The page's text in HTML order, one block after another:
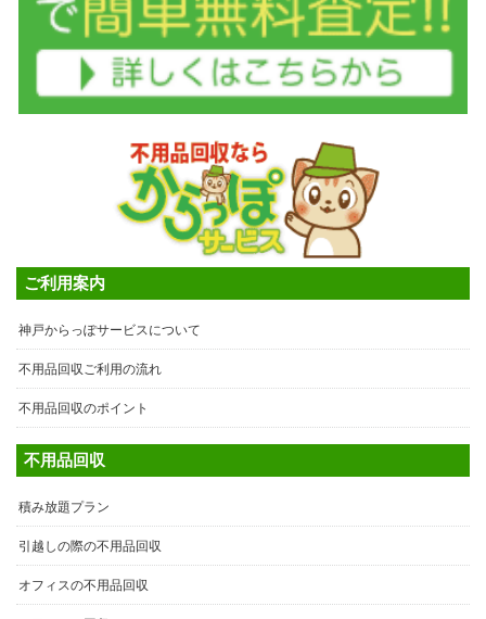
ご利用案内
神戸からっぽサービスについて
不用品回収ご利用の流れ
不用品回収のポイント
不用品回収
積み放題プラン
引越しの際の不用品回収
オフィスの不用品回収